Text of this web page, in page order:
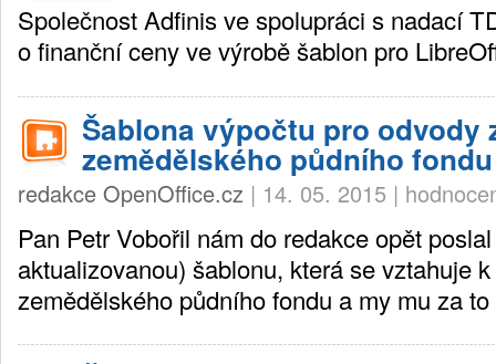
Společnost Adfinis ve spolupráci s nadací
o finanční ceny ve výrobě šablon pro
Šablona výpočtu pro odvody
zemědělského půdního fondu
redakce OpenOffice.cz | 14. 05. 2015 |
Pan Petr Vobořil nám do redakce opět
aktualizovanou) šablonu, která se vztahuje
zemědělského půdního fondu a my mu za